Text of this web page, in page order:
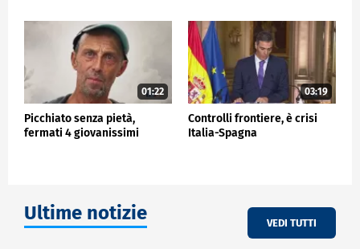
01:22
Picchiato senza pietà,
fermati 4 giovanissimi
03:19
Controlli frontiere, è crisi
Italia-Spagna
Ultime notizie VEDI TUTTI